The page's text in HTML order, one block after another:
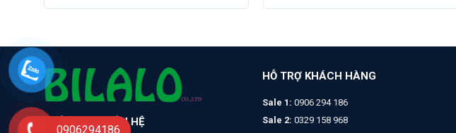
THÔNG TIN LIÊN HỆ
HỖ TRỢ KHÁCH HÀNG
Sale 1:0906 294 186
Sale 2: 0329 158 968
0906294186